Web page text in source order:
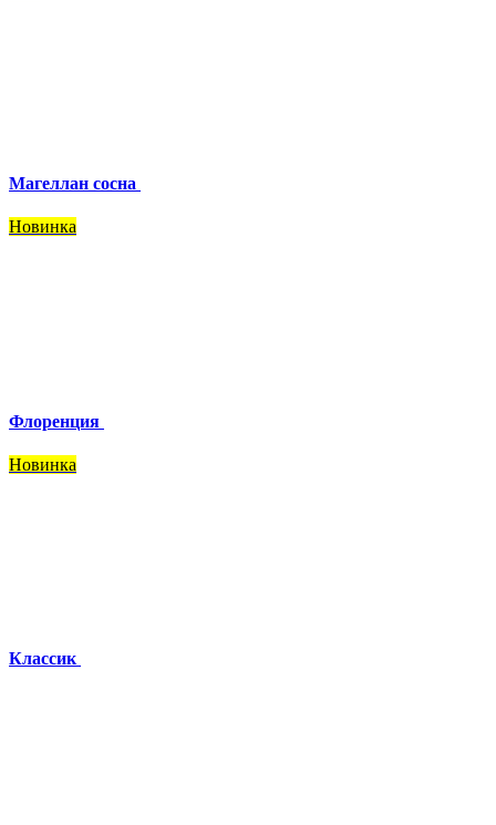
Магеллан сосна
Новинка
Флоренция
Новинка
Классик